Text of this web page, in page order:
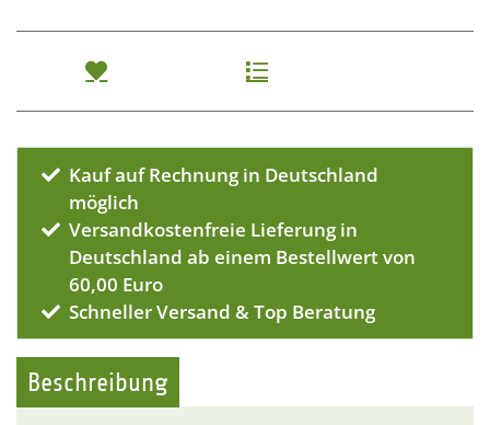
Kauf auf Rechnung in Deutschland
möglich
Versandkostenfreie Lieferung in
Deutschland ab einem Bestellwert von
60,00 Euro
Schneller Versand & Top Beratung
Beschreibung